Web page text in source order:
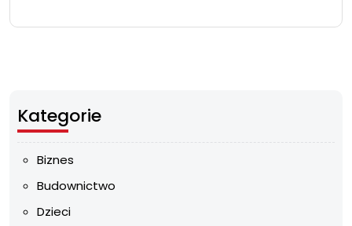
Kategorie
Biznes
Budownictwo
Dzieci